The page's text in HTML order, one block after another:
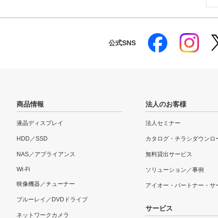
公式SNS
商品情報
液晶ディスプレイ
HDD／SSD
NAS／アプライアンス
Wi-Fi
映像機器／チューナー
ブルーレイ／DVDドライブ
ネットワークカメラ
法人のお客様
法人セミナー
カタログ・チラシダウンロ
無料貸出サービス
ソリューション／事例
アイオー・パートナー・サ
サービス